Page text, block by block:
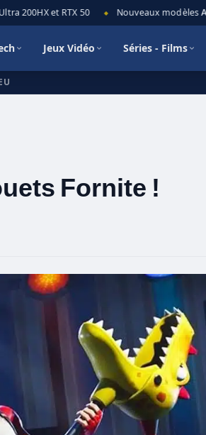
200HX et RTX 50 Nouveaux modèles
Jeux Vidéo Séries - Films
Fornite !